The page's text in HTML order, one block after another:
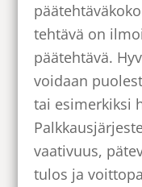
tehtävä on
päätehtävä.
voidaan
tai esimerkiksi
vaativuus,
tulos ja